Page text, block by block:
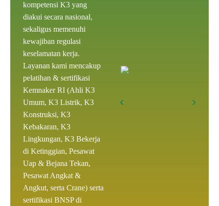
kompetensi K3 yang
diakui secara nasional,
sekaligus memenuhi
kewajiban regulasi
keselamatan kerja.
Layanan kami mencakup
pelatihan & sertifikasi
Kemnaker RI(Ahli K3
Umum, K3 Listrik, K3
Konstruksi, K3
Kebakaran, K3
Lingkungan, K3 Bekerja
di Ketinggian, Pesawat
Uap & Bejana Tekan,
Pesawat Angkat &
Angkut, serta Crane) serta
sertifikasi BNSPdi